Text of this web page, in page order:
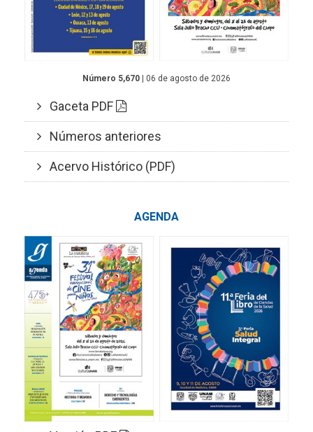
Número 5,670 | 06 de agosto de 2026
Gaceta PDF
Números anteriores
Acervo Histórico (PDF)
AGENDA